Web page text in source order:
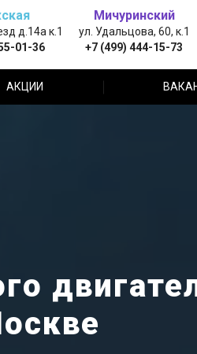
д.14а к.1
01-36
Мичуринский
ул. Удальцова, 60, к.1
+7 (499) 444-15-73
АКЦИИ